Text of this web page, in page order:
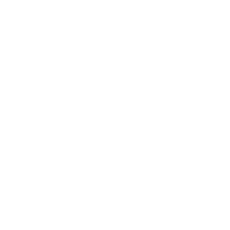
à l'enseignement du français langue